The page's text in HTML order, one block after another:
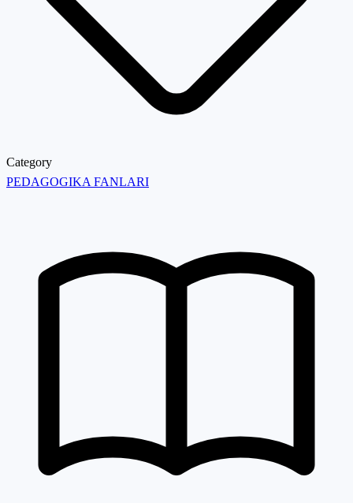
Category
PEDAGOGIKA FANLARI